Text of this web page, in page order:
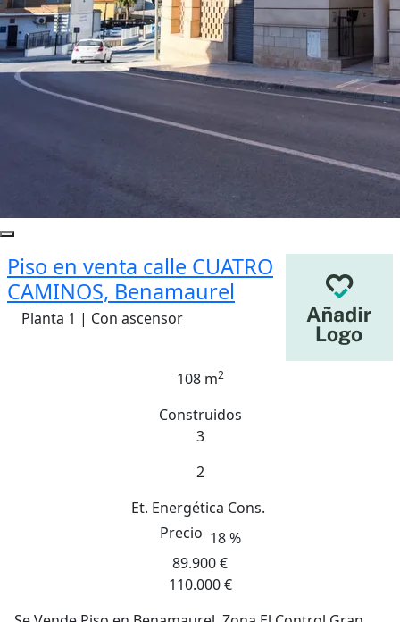
Piso en venta calle CUATRO
CAMINOS, Benamaurel
Planta 1 | Con ascensor
108 m2
Construidos
3
2
Et. Energética Cons.
Precio 18 %
89.900 €
110.000 €